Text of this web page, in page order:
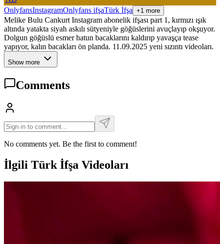
OnlyfansInstagramOnlyfans ifşaTürk İfşa +1 more
Melike Bulu Cankurt Instagram abonelik ifşası part 1, kırmızı ışık
altında yatakta siyah askılı sütyeniyle göğüslerini avuçlayıp okşuyor.
Dolgun göğüslü esmer hatun bacaklarını kaldırıp yavaşça tease
yapıyor, kalın bacakları ön planda. 11.09.2025 yeni sızıntı videoları.
Show more
Comments
No comments yet. Be the first to comment!
İlgili Türk İfşa Videoları